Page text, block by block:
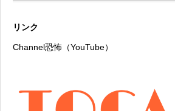
リンク
Channel恐怖 （YouTube）